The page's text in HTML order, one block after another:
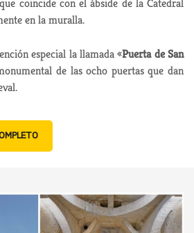
coincide con el ábside de la Catedral
en la muralla.
especial la llamada «Puerta de San
de las ocho puertas que dan